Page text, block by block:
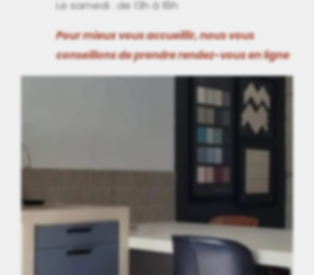
Le samedi : de 13h à 18h
Pour mieux vous accueillir, nous vous
conseillons de prendre rendez-vous en ligne